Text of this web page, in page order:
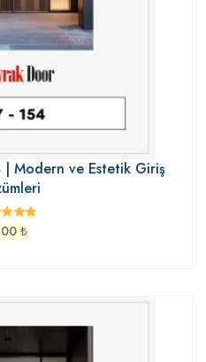
| Modern ve Estetik Giriş
₺